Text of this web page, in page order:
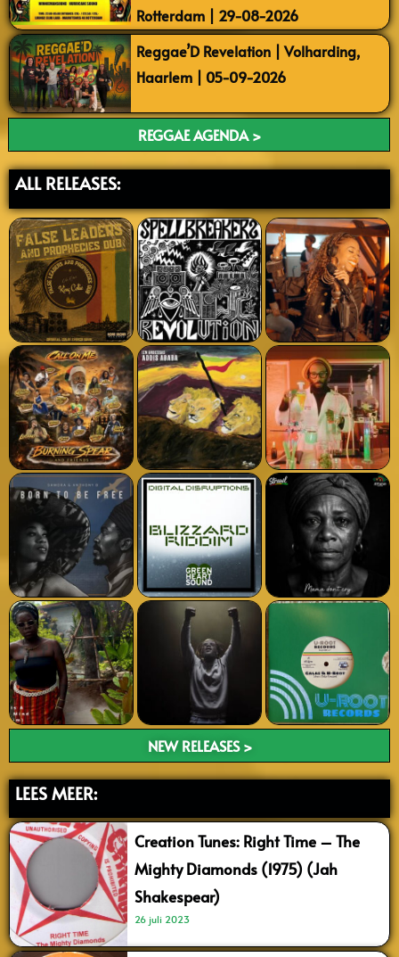
Rotterdam | 29-08-2026
Reggae’D Revelation | Volharding,
Haarlem | 05-09-2026
REGGAE AGENDA >
ALL RELEASES:
NEW RELEASES >
LEES MEER:
Creation Tunes: Right Time – The
Mighty Diamonds (1975) (Jah
Shakespear)
26 juli 2023